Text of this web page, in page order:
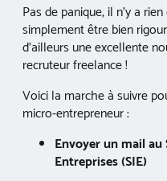
Pas de panique, il n’y a
simplement être bien
d’ailleurs une excellente
recruteur freelance !
Voici la marche à suivre
micro-entrepreneur :
Envoyer un mail
Entreprises (SIE)